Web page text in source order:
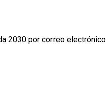
2030 por correo electrónico